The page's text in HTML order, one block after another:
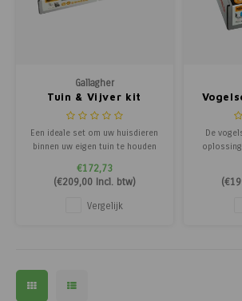
Gallagher
Tuin & Vijver kit
Een ideale set om uw huisdieren
binnen uw eigen tuin te houden
te weren uit uw tuin. De S6 is een
compact maar krachtig
schrikdraadapparaat met
ingebouwde Lithium accu en
€172,73
(€209,00Incl. btw)
Vergelijk
De
(